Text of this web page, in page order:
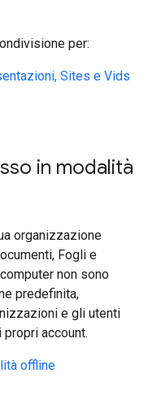
per:
Sites e Vids
in modalità
organizzazione
Fogli e
non sono
predefinita,
e gli utenti
account.
offline